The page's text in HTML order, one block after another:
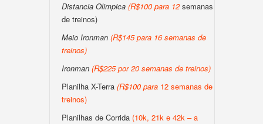
Distancia Olimpica (R$100 para 12semanas
de treinos)
Meio Ironman (R$145 para 16 semanas de
treinos)
Ironman (R$225 por 20 semanas de treinos)
Planilha X-Terra (R$100 para 12 semanas de
treinos)
Planilhas de Corrida (10k, 21k e 42k – a